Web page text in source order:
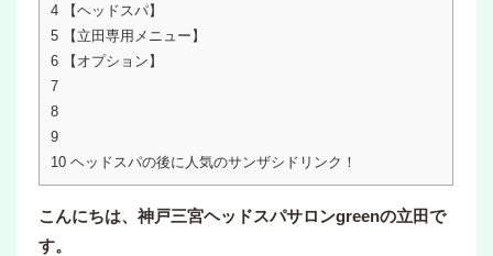
4 【ヘッドスパ】
5 【立田専用メニュー】
6 【オプション】
7
8
9
10 ヘッドスパの後に人気のサンザシドリンク！
こんにちは、神戸三宮ヘッドスパサロンgreenの立田で
す。